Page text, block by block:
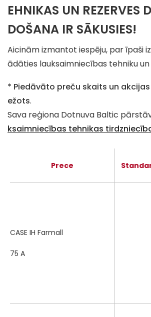
EHNIKAS UN REZERVES
DOŠANA IR SĀKUSIES!
Aicinām izmantot iespēju, par īpaši
ādāties lauksaimniecības tehniku un
* Piedāvāto preču skaits un
ežots.
Sava reģiona Dotnuva Baltic
ksaimniecības tehnikas
Prece
CASE IH Farmall
75 A